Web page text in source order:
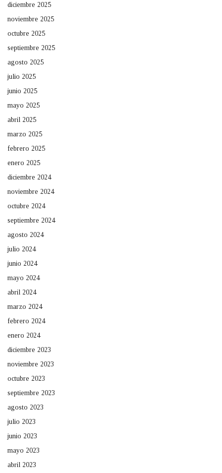
diciembre 2025
noviembre 2025
octubre 2025
septiembre 2025
agosto 2025
julio 2025
junio 2025
mayo 2025
abril 2025
marzo 2025
febrero 2025
enero 2025
diciembre 2024
noviembre 2024
octubre 2024
septiembre 2024
agosto 2024
julio 2024
junio 2024
mayo 2024
abril 2024
marzo 2024
febrero 2024
enero 2024
diciembre 2023
noviembre 2023
octubre 2023
septiembre 2023
agosto 2023
julio 2023
junio 2023
mayo 2023
abril 2023